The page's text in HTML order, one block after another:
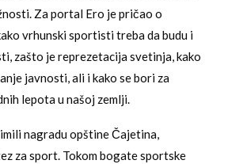
Za portal Ero je pričao o
vrhunski sportisti treba da budu i
zašto je reprezetacija svetinja, kako
javnosti, ali i kako se bori za
lepota u našoj zemlji.
nagradu opštine Čajetina,
za sport. Tokom bogate sportske